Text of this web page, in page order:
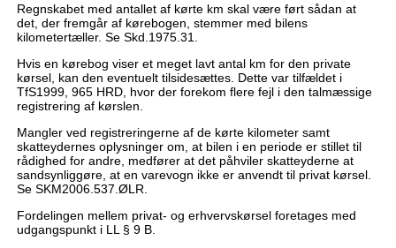
Regnskabet med antallet af kørte km skal være ført sådan at
det, der fremgår af kørebogen, stemmer med bilens
kilometertæller. Se Skd.1975.31.
Hvis en kørebog viser et meget lavt antal km for den private
kørsel, kan den eventuelt tilsidesættes. Dette var tilfældet i
TfS1999, 965 HRD, hvor der forekom flere fejl i den talmæssige
registrering af kørslen.
Mangler ved registreringerne af de kørte kilometer samt
skatteydernes oplysninger om, at bilen i en periode er stillet til
rådighed for andre, medfører at det påhviler skatteyderne at
sandsynliggøre, at en varevogn ikke er anvendt til privat kørsel.
Se SKM2006.537.ØLR.
Fordelingen mellem privat- og erhvervskørsel foretages med
udgangspunkt i LL § 9 B.